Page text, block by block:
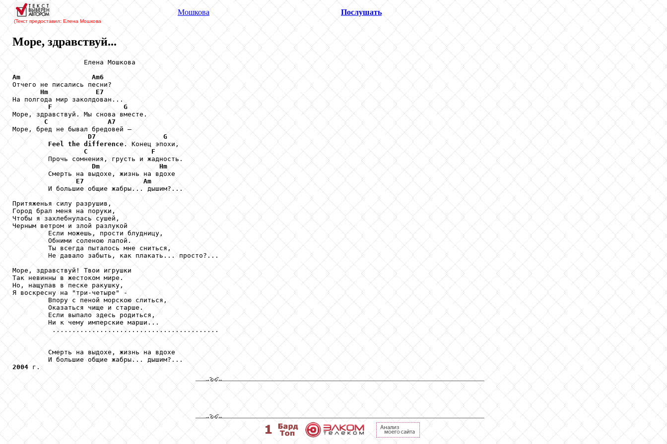
(Текст предоставил: Елена Мошкова
Мошкова Послушать
Море, здравствуй...
                  Елена Мошкова
Am
Am6
Отчего не писались песни?
Hm
E7
На полгода мир заколдован...
F
G
Море, здравствуй. Мы снова вместе.
C
A7
Море, бред не бывал бредовей –
D7
G
Feel
the difference . Конец эпохи,
C
F
         Прочь сомнения, грусть и жадность.
Dm
Hm
         Смерть на выдохе, жизнь на вдохе
E7
Am
         И большие общие жабры... дышим?...
Притяженья силу разрушив,
Город брал меня на поруки,
Чтобы я захлебнулась сушей,
Черным ветром и злой разлукой
         Если можешь, прости блудницу,
         Обними соленою лапой.
         Ты всегда пыталось мне сниться,
         Не давало забыть, как плакать... просто?...
Море, здравствуй! Твои игрушки
Так невинны в жестоком мире.
Но, нащупав в песке ракушку,
Я воскресну на "три-четыре" -
         Впору с пеной морскою слиться,
         Оказаться чище и старше.
         Если выпало здесь родиться,
         Ни к чему имперские марши...
          ..........................................
         Смерть на выдохе, жизнь на вдохе
2004